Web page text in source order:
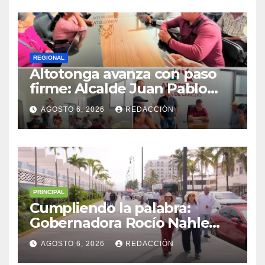
REGIONAL
Altotonga avanza con paso
firme: Alcalde Juan Pablo
Becerra encabeza mesa de
diálogo con habitantes de
Malacatepec
AGOSTO 6, 2026 REDACCIÓN
PRINCIPAL
Cumpliendo la palabra:
Gobernadora Rocío Nahle
impulsa la gran rehabilitación
del Centro Histórico de
AGOSTO 6, 2026 REDACCIÓN